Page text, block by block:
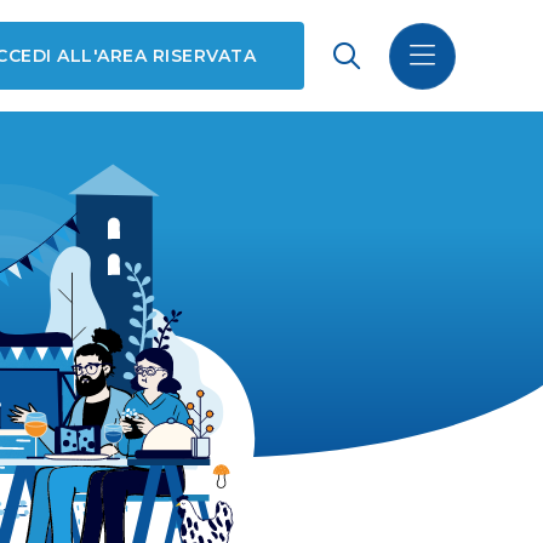
ALL'AREA RISERVATA